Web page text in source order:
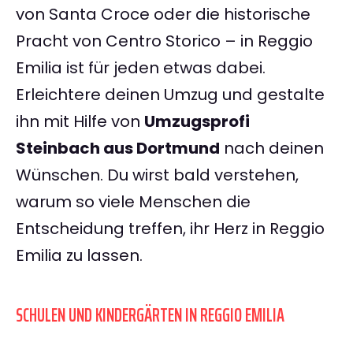
von Santa Croce oder die historische
Pracht von Centro Storico – in Reggio
Emilia ist für jeden etwas dabei.
Erleichtere deinen Umzug und gestalte
ihn mit Hilfe von Umzugsprofi
Steinbach aus Dortmund nach deinen
Wünschen. Du wirst bald verstehen,
warum so viele Menschen die
Entscheidung treffen, ihr Herz in Reggio
Emilia zu lassen.
SCHULEN UND KINDERGÄRTEN IN REGGIO EMILIA